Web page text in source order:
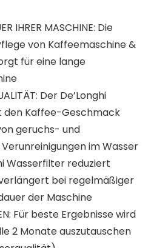
IHRER MASCHINE: Die
von Kaffeemaschine &
für eine lange
Der De’Longhi
Kaffee-Geschmack
geruchs- und
im Wasser
Wasserfilter reduziert
bei regelmäßiger
der Maschine
Für beste Ergebnisse wird
2 Monate auszutauschen